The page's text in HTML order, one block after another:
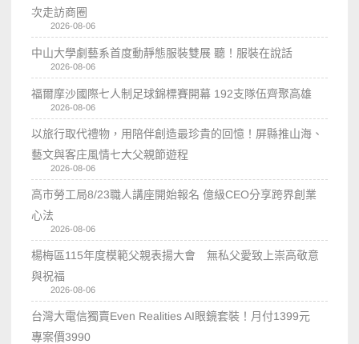
次走訪商圈
2026-08-06
中山大學劇藝系首度動靜態服裝雙展 聽！服裝在說話
2026-08-06
福爾摩沙國際七人制足球錦標賽開幕 192支隊伍齊聚高雄
2026-08-06
以旅行取代禮物，用陪伴創造最珍貴的回憶！屏縣推山海、
藝文與客庄風情七大父親節遊程
2026-08-06
高市勞工局8/23職人講座開始報名 億級CEO分享跨界創業
心法
2026-08-06
楊梅區115年度模範父親表揚大會 無私父愛致上崇高敬意
與祝福
2026-08-06
台灣大電信獨賣Even Realities AI眼鏡套裝！月付1399元
專案價3990